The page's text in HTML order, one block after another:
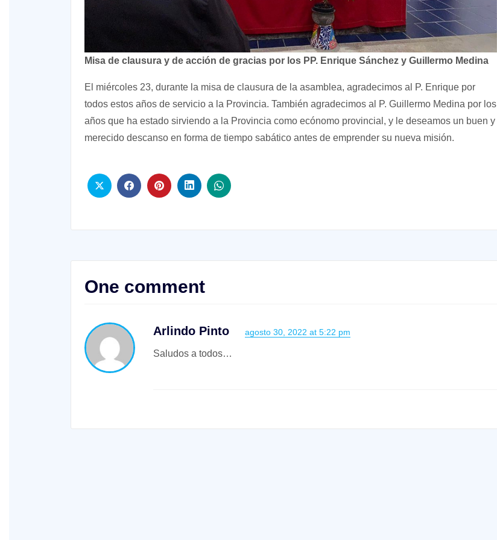
Misa de clausura y de acción de gracias por los PP. Enrique Sánchez y Guillermo Medina
El miércoles 23, durante la misa de clausura de la asamblea, agradecimos al P. Enrique por
todos estos años de servicio a la Provincia. También agradecimos al P. Guillermo Medina por los
años que ha estado sirviendo a la Provincia como ecónomo provincial, y le deseamos un buen y
merecido descanso en forma de tiempo sabático antes de emprender su nueva misión.
One comment
Arlindo Pinto agosto 30, 2022 at 5:22 pm
Saludos a todos…